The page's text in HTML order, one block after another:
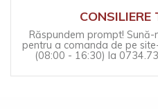
CONSILIERE
Răspundem prompt!
pentru a comanda de pe
(08:00 - 16:30) la